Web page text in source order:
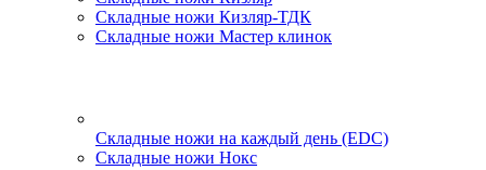
Складные ножи Кизляр-ТДК
Складные ножи Мастер клинок
Складные ножи на каждый день (EDC)
Складные ножи Нокс